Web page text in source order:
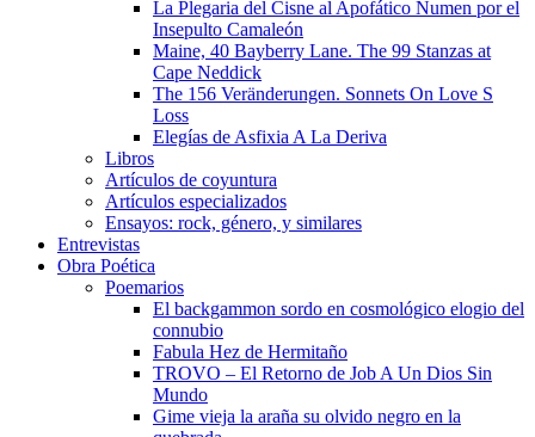
La Plegaria del Cisne al Apofático Numen por el
Insepulto Camaleón
Maine, 40 Bayberry Lane. The 99 Stanzas at
Cape Neddick
The 156 Veränderungen. Sonnets On Love S
Loss
Elegías de Asfixia A La Deriva
Libros
Artículos de coyuntura
Artículos especializados
Ensayos: rock, género, y similares
Entrevistas
Obra Poética
Poemarios
El backgammon sordo en cosmológico elogio del
connubio
Fabula Hez de Hermitaño
TROVO – El Retorno de Job A Un Dios Sin
Mundo
Gime vieja la araña su olvido negro en la